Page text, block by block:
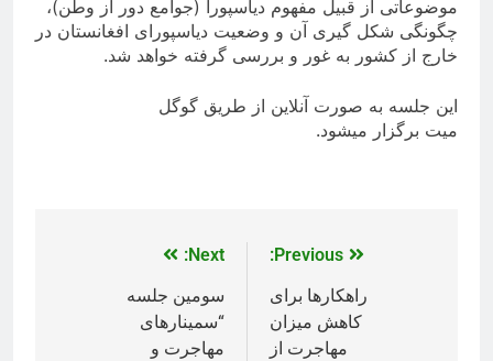
موضوعاتی از قبیل مفهوم دیاسپورا (جوامع دور از وطن)،
چگونگی شکل گیری آن و وضعیت دیاسپورای افغانستان در
خارج از کشور به غور و بررسی گرفته خواهد شد.
این جلسه به صورت آنلاین از طریق گوگل
میت برگزار میشود.
Previous:
راهکارها برای
کاهش میزان
مهاجرت از
Next:
سومین جلسه
“سمینارهای
مهاجرت و